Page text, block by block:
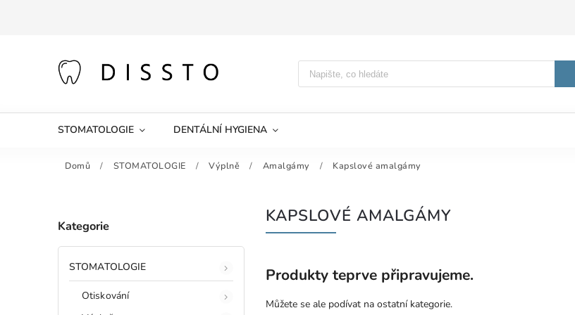
STOMATOLOGIE DENTÁLNÍ HYGIENA
Domů / STOMATOLOGIE / Výplně / Amalgámy / Kapslové amalgámy
Kategorie
STOMATOLOGIE
Otiskování
KAPSLOVÉ AMALGÁMY
Produkty teprve připravujeme.
Můžete se ale podívat na ostatní kategorie.